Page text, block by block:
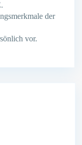
der
vor.